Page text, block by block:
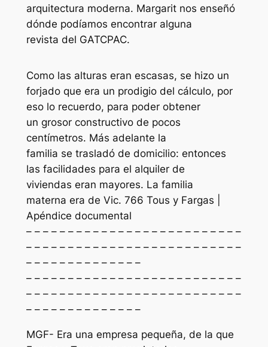
arquitectura moderna. Margarit nos enseñó
dónde podíamos encontrar alguna
revista del GATCPAC.
Como las alturas eran escasas, se hizo un
forjado que era un prodigio del cálculo, por
eso lo recuerdo, para poder obtener
un grosor constructivo de pocos
centímetros. Más adelante la
familia se trasladó de domicilio: entonces
las facilidades para el alquiler de
viviendas eran mayores. La familia
materna era de Vic. 766 Tous y Fargas |
Apéndice documental
– – – – – – – – – – – – – – – – – – – – – – – – – –
– – – – – – – – – – – – – – – – – – – – – – – – – –
– – – – – – – – – – – – – –
– – – – – – – – – – – – – – – – – – – – – – – – – –
– – – – – – – – – – – – – – – – – – – – – – – – – –
– – – – – – – – – – – – – –
MGF- Era una empresa pequeña, de la que